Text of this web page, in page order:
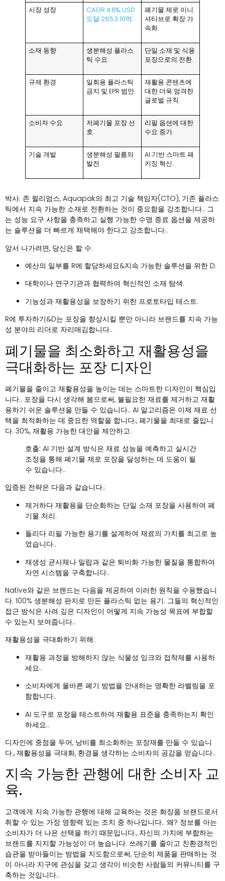
시장 성장
CAGR 4.6%, USD
도달 285.3 10억.
폐기물 제로 이니
셔티브로 확장 가
속화.
소재 동향
생분해성 플라스
틱 수요.
단일 소재 및 식용
포장으로의 전환.
규제 환경
일회용 플라스틱
금지 및 EPR 법안.
재활용 콘텐츠에
대한 더욱 엄격한
글로벌 규칙.
소비자 수요
저폐기물 포장 선
호.
리필 옵션에 대한
수요 증가.
기술 개발
생분해성 필름의
발전.
AI 기반 스마트 패
키징 혁신.
박사. 존 윌리엄스, Aquapak의 최고 기술 책임자(CTO), 기존 플라스
틱에서 지속 가능한 소재로 전환하는 것이 중요함을 강조합니다.. 그
는 성능 요구 사항을 충족하고 실행 가능한 수명 종료 옵션을 제공하
는 솔루션을 더 빠르게 채택해야 한다고 강조합니다..
앞서 나가려면, 당신은 할 수:
예산의 일부를 R에 할당하세요&지속 가능한 솔루션을 위한 D.
대학이나 연구기관과 협력하여 혁신적인 소재 탐색.
기능성과 재활용성을 보장하기 위한 프로토타입 테스트.
R에 투자하기&D는 포장을 향상시킬 뿐만 아니라 브랜드를 지속 가능
성 분야의 리더로 자리매김합니다..
폐기물을 최소화하고 재활용성을
극대화하는 포장 디자인
폐기물을 줄이고 재활용성을 높이는 데는 스마트한 디자인이 핵심입
니다.. 포장을 다시 생각해 봄으로써, 불필요한 재료를 제거하고 재활
용하기 쉬운 솔루션을 만들 수 있습니다.. AI 알고리즘은 이제 재료 선
택을 최적화하는 데 중요한 역할을 합니다., 폐기물을 최대로 줄입니
다. 30%, 재활용 가능한 대안을 제안하고.
호출: AI 기반 설계 방식은 재료 성능을 예측하고 실시간
조정을 통해 폐기물 제로 포장을 달성하는 데 도움이 될
수 있습니다..
입증된 전략은 다음과 같습니다.:
제거하다 재활용을 단순화하는 단일 소재 포장을 사용하여 폐
기물 처리.
돌리다 리필 가능한 용기를 설계하여 재료의 가치를 최고로 높
였습니다..
재생성 균사체나 밀랍과 같은 퇴비화 가능한 물질을 통합하여
자연 시스템을 구축합니다..
Native와 같은 브랜드는 다음을 제공하여 이러한 원칙을 수용했습니
다. 100% 생분해성 판지로 만든 플라스틱 없는 용기. 그들의 혁신적인
접근 방식은 사려 깊은 디자인이 어떻게 지속 가능성 목표에 부합할
수 있는지 보여줍니다..
재활용성을 극대화하기 위해:
재활용 과정을 방해하지 않는 식물성 잉크와 접착제를 사용하
세요..
소비자에게 올바른 폐기 방법을 안내하는 명확한 라벨링을 포
함합니다..
AI 도구로 포장을 테스트하여 재활용 표준을 충족하는지 확인
하세요..
디자인에 중점을 두어, 낭비를 최소화하는 포장재를 만들 수 있습니
다., 재활용성을 극대화, 환경을 생각하는 소비자의 공감을 얻습니다..
지속 가능한 관행에 대한 소비자 교
육.
고객에게 지속 가능한 관행에 대해 교육하는 것은 화장품 브랜드로서
취할 수 있는 가장 영향력 있는 조치 중 하나입니다.. 왜? 정보를 아는
소비자가 더 나은 선택을 하기 때문입니다., 자신의 가치에 부합하는
브랜드를 지지할 가능성이 더 높습니다. 쓰레기를 줄이고 친환경적인
습관을 받아들이는 방법을 지도함으로써, 단순히 제품을 판매하는 것
이 아니라 지구에 관심을 갖고 생각이 비슷한 사람들의 커뮤니티를 구
축하는 것입니다..